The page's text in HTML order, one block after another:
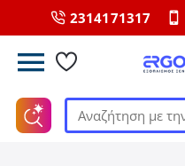
2314171317
Αναζήτηση